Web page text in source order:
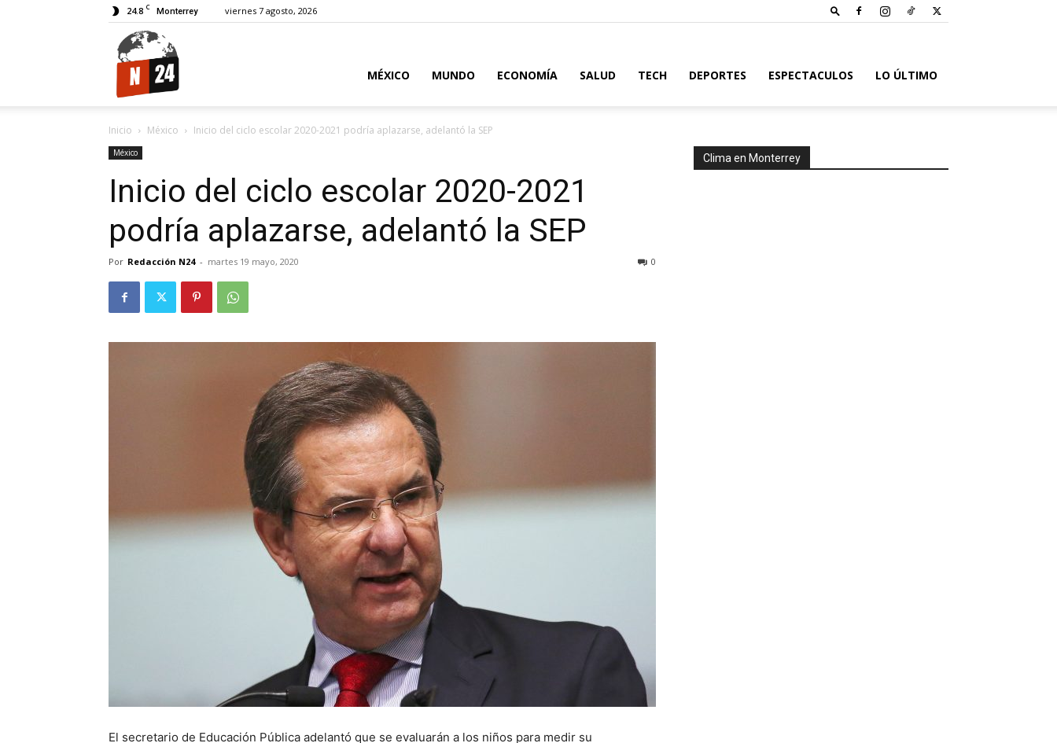
24.8 C Monterrey viernes 7 agosto, 2026
MÉXICO MUNDO ECONOMÍA SALUD TECH DEPORTES ESPECTACULOS LO ÚLTIMO
Inicio México Inicio del ciclo escolar 2020-2021 podría aplazarse, adelantó la SEP
México
Inicio del ciclo escolar 2020-2021
podría aplazarse, adelantó la SEP
Por Redacción N24 - martes 19 mayo, 2020 0
El secretario de Educación Pública adelantó que se evaluarán a los niños para medir su
Clima en Monterrey